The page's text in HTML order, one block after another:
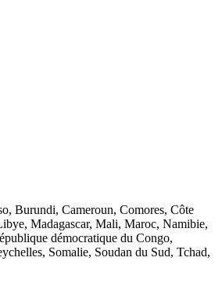
Burundi, Cameroun, Comores, Côte
Madagascar, Mali, Maroc, Namibie,
démocratique du Congo,
Somalie, Soudan du Sud, Tchad,